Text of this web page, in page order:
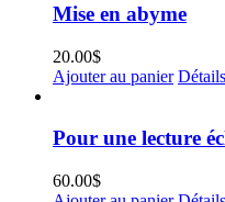
Mise en abyme
20.00$
Ajouter au panier Détails
Pour une lecture
60.00$